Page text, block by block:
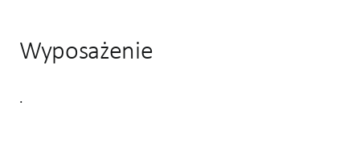
Wyposażenie
.